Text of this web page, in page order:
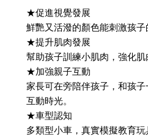
★促進視覺發展
鮮艷又活潑的顏色能刺激孩子
★提升肌肉發展
幫助孩子訓練小肌肉，強化肌
★加強親子互動
家長可在旁陪伴孩子，和孩
互動時光。
★車型認知
多類型小車，真實模擬教育